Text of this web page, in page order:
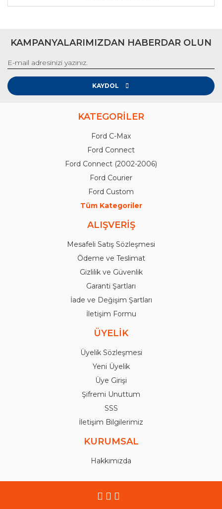
KAMPANYALARIMIZDAN HABERDAR OLUN
KAYDOL
KATEGORİLER
Ford C-Max
Ford Connect
Ford Connect (2002-2006)
Ford Courier
Ford Custom
Tüm Kategoriler
ALIŞVERİŞ
Mesafeli Satış Sözleşmesi
Ödeme ve Teslimat
Gizlilik ve Güvenlik
Garanti Şartları
İade ve Değişim Şartları
İletişim Formu
ÜYELİK
Üyelik Sözleşmesi
Yeni Üyelik
Üye Girişi
Şifremi Unuttum
SSS
İletişim Bilgilerimiz
KURUMSAL
Hakkımızda